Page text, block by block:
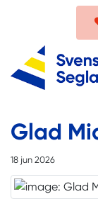
Glad
18 jun 2026